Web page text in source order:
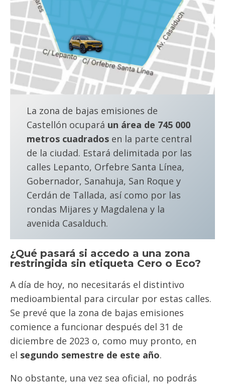
La zona de bajas emisiones de
Castellón ocupará un área de 745 000
metros cuadradosen la parte central
de la ciudad. Estará delimitada por las
calles Lepanto, Orfebre Santa Línea,
Gobernador, Sanahuja, San Roque y
Cerdán de Tallada, así como por las
rondas Mijares y Magdalena y la
avenida Casalduch.
¿Qué pasará si accedo a una zona
restringida sin etiqueta Cero o Eco?
A día de hoy, no necesitarás el distintivo
medioambiental para circular por estas calles.
Se prevé que la zona de bajas emisiones
comience a funcionar después del 31 de
diciembre de 2023 o, como muy pronto, en
el segundo semestre de este año.
No obstante, una vez sea oficial, no podrás